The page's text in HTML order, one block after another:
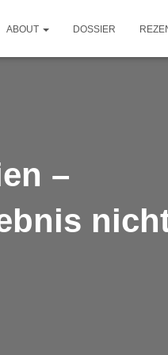
ABOUT DOSSIER
–